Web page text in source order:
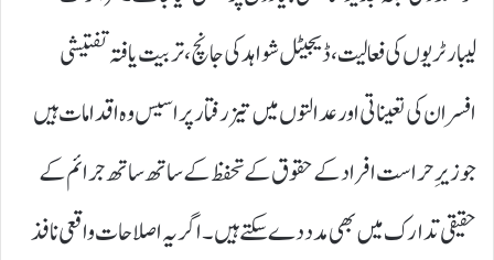
لیبارٹریوں کی فعالیت، ڈیجیٹل شواہد کی جانچ، تربیت یافتہ تفتیشی
افسران کی تعیناتی اور عدالتوں میں تیز رفتار پراسیس وہ اقدامات ہیں
جو زیرِ حراست افراد کے حقوق کے تحفظ کے ساتھ ساتھ جرائم کے
حقیقی تدارک میں بھی مدد دے سکتے ہیں۔ اگر یہ اصلاحات واقعی نافذ